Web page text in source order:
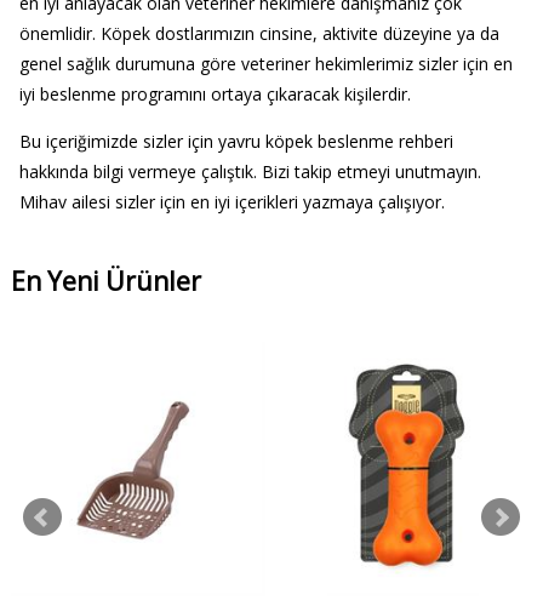
önemlidir. Köpek dostlarımızın cinsine, aktivite düzeyine ya da
genel sağlık durumuna göre veteriner hekimlerimiz sizler için en
iyi beslenme programını ortaya çıkaracak kişilerdir.
Bu içeriğimizde sizler için yavru köpek beslenme rehberi
hakkında bilgi vermeye çalıştık. Bizi takip etmeyi unutmayın.
Mihav ailesi sizler için en iyi içerikleri yazmaya çalışıyor.
En Yeni Ürünler